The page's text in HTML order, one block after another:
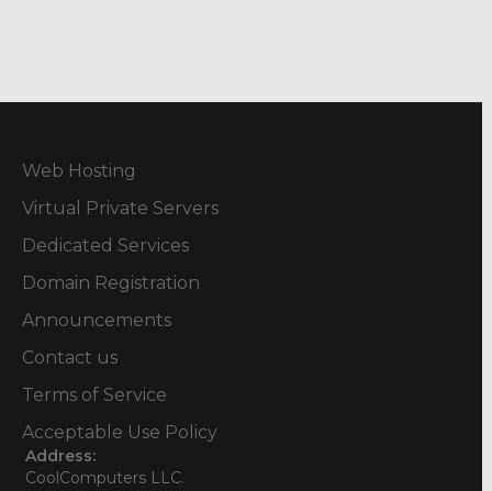
Web Hosting
Virtual Private Servers
Dedicated Services
Domain Registration
Announcements
Contact us
Terms of Service
Acceptable Use Policy
Address:
CoolComputers LLC.